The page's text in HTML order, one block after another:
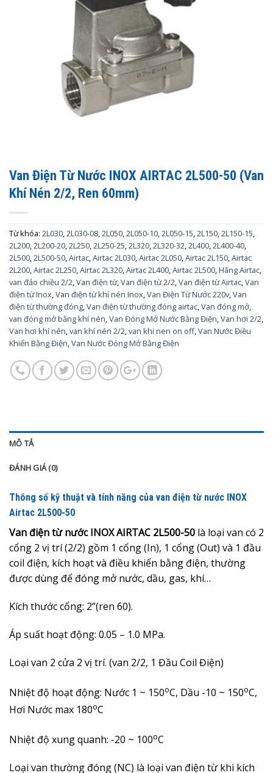
Van Điện Từ Nước INOX AIRTAC 2L500-50 (Van
Khí Nén 2/2, Ren 60mm)
Từ khóa: 2L030,2L030-08,2L050,2L050-10,2L050-15,2L150,2L150-15,
2L200,2L200-20,2L250,2L250-25,2L320,2L320-32,2L400,2L400-40,
2L500,2L500-50,Airtac,Airtac 2L030,Airtac 2L050,Airtac 2L150,Airtac
2L200,Airtac 2L250,Airtac 2L320,Airtac 2L400,Airtac 2L500,Hãng Airtac,
van đảo chiều 2/2,Van điện từ,Van điện từ 2/2,Van điện từ Airtac,Van
điện từ Inox,Van điện từ khí nén Inox,Van Điện Từ Nước 220v,Van
điện từ thường đóng,Van điện từ thường đóng airtac,Van đóng mở,
van đóng mở bằng khí nén,Van Đóng Mở Nước Bằng Điện,Van hơi 2/2,
Van hơi khí nén,van khí nén 2/2,van khi nen on off,Van Nước Điều
Khiển Bằng Điện,Van Nước Đóng Mở Bằng Điện
MÔ TẢ
ĐÁNH GIÁ (0)
Thông số kỹ thuật và tính năng của van điện từ nước INOX
Airtac 2L500-50
Van điện từ nước INOX AIRTAC 2L500-50 là loại van có 2
cổng 2 vị trí (2/2) gồm 1 cổng (In), 1 cổng (Out) và 1 đầu
coil điện, kích hoạt và điều khiển bằng điện, thường
được dùng để đóng mở nước, dầu, gas, khí…
Kích thước cổng: 2”(ren 60).
Áp suất hoạt động: 0.05 – 1.0 MPa.
Loại van 2 cửa 2 vị trí. (van 2/2, 1 Đầu Coil Điện)
Nhiệt độ hoạt động: Nước 1 ~ 150oC, Dầu -10 ~ 150oC,
Hơi Nước max 180oC
Nhiệt độ xung quanh: -20 ~ 100oC
Loại van thường đóng (NC) là loại van điện từ khi kích